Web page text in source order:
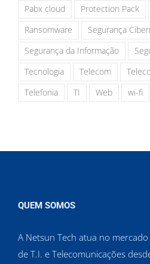
Pabx cloud
Protection Pack
Ransomware
Segurança
Segurança da Informação
Tecnologia
Telecom
Telefonia
TI Web wi-fi
QUEM SOMOS
A Netsun Tech atua no
de T.I. e Telecomunicações